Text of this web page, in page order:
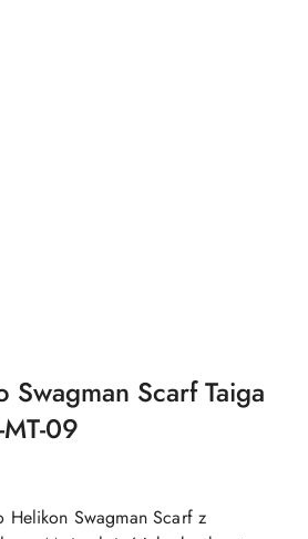
Swagman Scarf Taiga
09
Swagman Scarf z